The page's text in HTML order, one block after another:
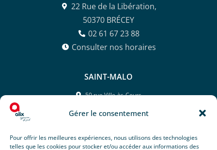
Gérer le consentement
Pour offrir les meilleures expériences, nous utilisons des technologies
telles que les cookies pour stocker et/ou accéder aux informations des
22 Rue de la Libération,
50370 BRÉCEY
02 61 67 23 88
Consulter nos horaires
SAINT-MALO
50 rue Ville-ès-Cours,